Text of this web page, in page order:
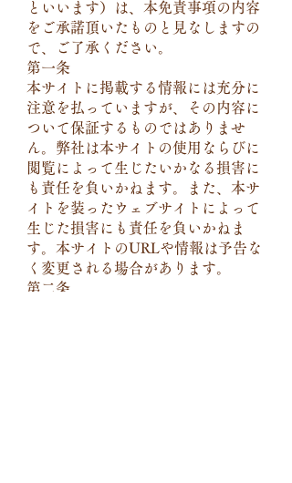
といいます）は、本免責事項の内容
をご承諾頂いたものと見なしますの
で、ご了承ください。
第一条
本サイトに掲載する情報には充分に
注意を払っていますが、その内容に
ついて保証するものではありませ
ん。弊社は本サイトの使用ならびに
閲覧によって生じたいかなる損害に
も責任を負いかねます。また、本サ
イトを装ったウェブサイトによって
生じた損害にも責任を負いかねま
す。本サイトのURLや情報は予告な
く変更される場合があります。
第二条